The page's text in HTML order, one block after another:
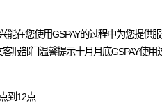
在您使用GSPAY的过程中为您提供服
服部门温馨提示十月月底GSPAY使用
到12点